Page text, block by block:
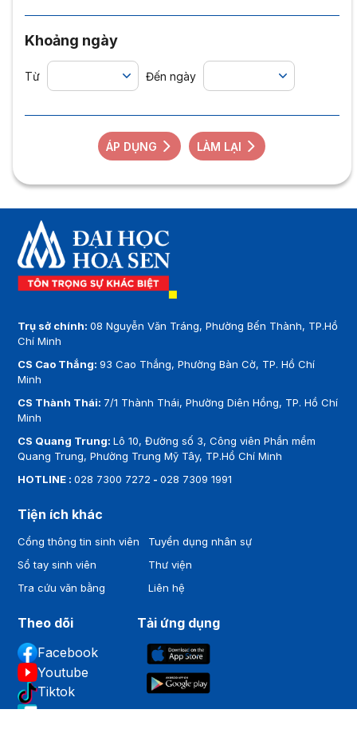
Khoảng ngày
Từ Đến ngày
ÁP DỤNG LÀM LẠI
Trụ sở chính:08 Nguyễn Văn Tráng, Phường Bến Thành, TP.Hồ
Chí Minh
CS Cao Thắng:93 Cao Thắng, Phường Bàn Cờ, TP. Hồ Chí
Minh
CS Thành Thái: 7/1 Thành Thái, Phường Diên Hồng, TP. Hồ Chí
Minh
CS Quang Trung:Lô 10, Đường số 3, Công viên Phần mềm
Quang Trung, Phường Trung Mỹ Tây, TP.Hồ Chí Minh
HOTLINE :028 7300 7272 -028 7309 1991
Tiện ích khác
Cổng thông tin sinh viên
Sổ tay sinh viên
Tra cứu văn bằng
Tuyển dụng nhân sự
Thư viện
Liên hệ
Theo dõi
Facebook
Youtube
Tiktok
Zalo
Tải ứng dụng